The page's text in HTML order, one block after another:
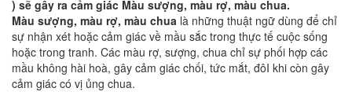
) sẽ gây ra cảm giác Màu sượng, màu rợ, màu chua.
Màu sượng, màu rợ, màu chua là những thuật ngữ dùng để chỉ
sự nhận xét hoặc cảm giác về mầu sắc trong thực tế cuộc sống
hoặc trong tranh. Các màu rợ, sượng, chua chỉ sự phối hợp các
mầu không hài hoà, gây cảm giác chối, tức mắt, đôI khi còn gây
cảm giác có vị ủng chua.